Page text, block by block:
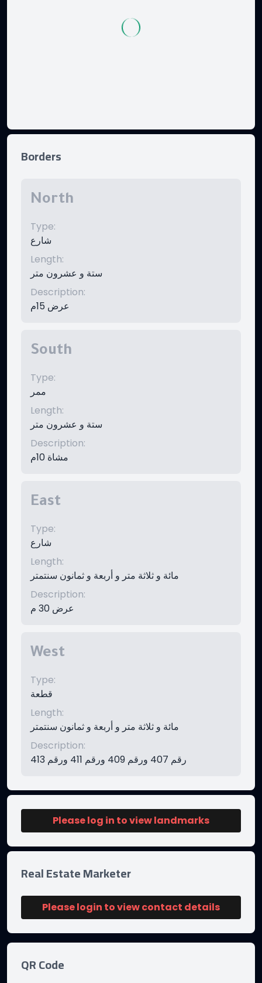
Borders
North
Type:
شارع
Length:
ستة و عشرون متر
Description:
عرض 15م
South
Type:
ممر
Length:
ستة و عشرون متر
Description:
مشاة 10م
East
Type:
شارع
Length:
مائة و ثلاثة متر و أربعة و ثمانون سنتمتر
Description:
عرض 30 م
West
Type:
قطعة
Length:
مائة و ثلاثة متر و أربعة و ثمانون سنتمتر
Description:
رقم 407 ورقم 409 ورقم 411 ورقم 413
Please log in to view landmarks
Real Estate Marketer
Please login to view contact details
QR Code